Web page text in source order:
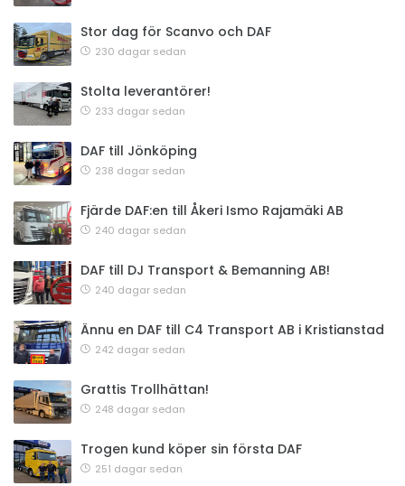
Stor dag för Scanvo och DAF
230 dagar sedan
Stolta leverantörer!
233 dagar sedan
DAF till Jönköping
238 dagar sedan
Fjärde DAF:en till Åkeri Ismo Rajamäki AB
240 dagar sedan
DAF till DJ Transport & Bemanning AB!
240 dagar sedan
Ännu en DAF till C4 Transport AB i Kristianstad
242 dagar sedan
Grattis Trollhättan!
248 dagar sedan
Trogen kund köper sin första DAF
251 dagar sedan